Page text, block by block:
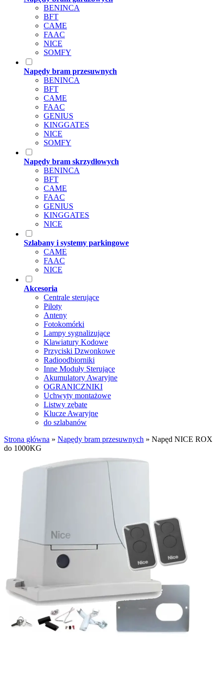
BENINCA
BFT
CAME
FAAC
NICE
SOMFY
Napędy bram przesuwnych
BENINCA
BFT
CAME
FAAC
GENIUS
KINGGATES
NICE
SOMFY
Napędy bram skrzydłowych
BENINCA
BFT
CAME
FAAC
GENIUS
KINGGATES
NICE
Szlabany i systemy parkingowe
CAME
FAAC
NICE
Akcesoria
Centrale sterujące
Piloty
Anteny
Fotokomórki
Lampy sygnalizujące
Klawiatury Kodowe
Przyciski Dzwonkowe
Radioodbiorniki
Inne Moduły Sterujące
Akumulatory Awaryjne
OGRANICZNIKI
Uchwyty montażowe
Listwy zębate
Klucze Awaryjne
do szlabanów
Strona główna » Napędy bram przesuwnych » Napęd NICE ROX
do 1000KG